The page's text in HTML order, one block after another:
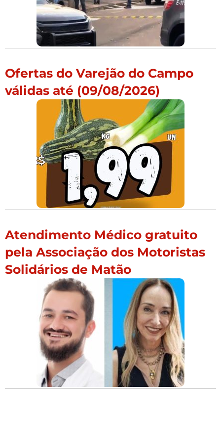
Ofertas do Varejão do Campo
válidas até (09/08/2026)
Atendimento Médico gratuito
pela Associação dos Motoristas
Solidários de Matão